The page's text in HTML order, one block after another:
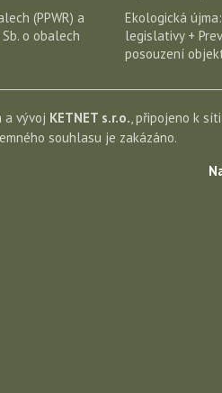
(PPWR) a
o obalech
Ekologická
legislativy +
posouzení
a vývoj KETNET s.r.o., připojeno k
souhlasu je zakázáno.